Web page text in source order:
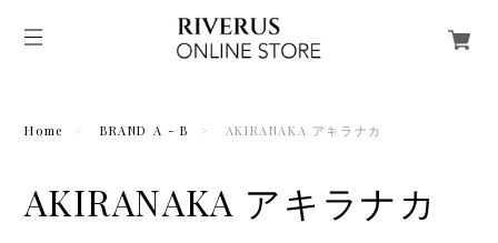
Home BRAND A - B AKIRANAKA アキラナカ
AKIRANAKA アキラナカ